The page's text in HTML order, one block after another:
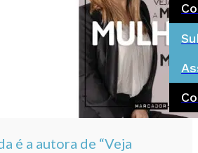
é a autora de “Veja